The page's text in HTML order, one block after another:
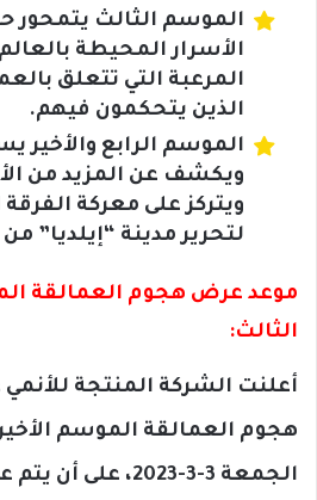
الموسم الثالث
الأسرار المحيطة
المرعبة التي تتعلق
الذين يتحكمون فيهم.
الموسم الرابع
ويكشف عن المزيد من
ويتركز على معركة
لتحرير مدينة “إيلديا”
موعد عرض هجوم العمالقة
الثالث:
أعلنت الشركة المنتجة
هجوم العمالقة الموسم الأخير
الجمعة 3-3-2023،